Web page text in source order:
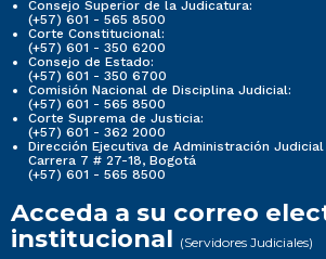
Consejo Superior de la Judicatura:
(+57) 601 - 565 8500
Corte Constitucional:
(+57) 601 - 350 6200
Consejo de Estado:
(+57) 601 - 350 6700
Comisión Nacional de Disciplina Judicial:
(+57) 601 - 565 8500
Corte Suprema de Justicia:
(+57) 601 - 362 2000
Dirección Ejecutiva de Administración Judicial
Carrera 7 # 27-18, Bogotá
(+57) 601 - 565 8500
Acceda a su correo
institucional (Servidores Judiciales)